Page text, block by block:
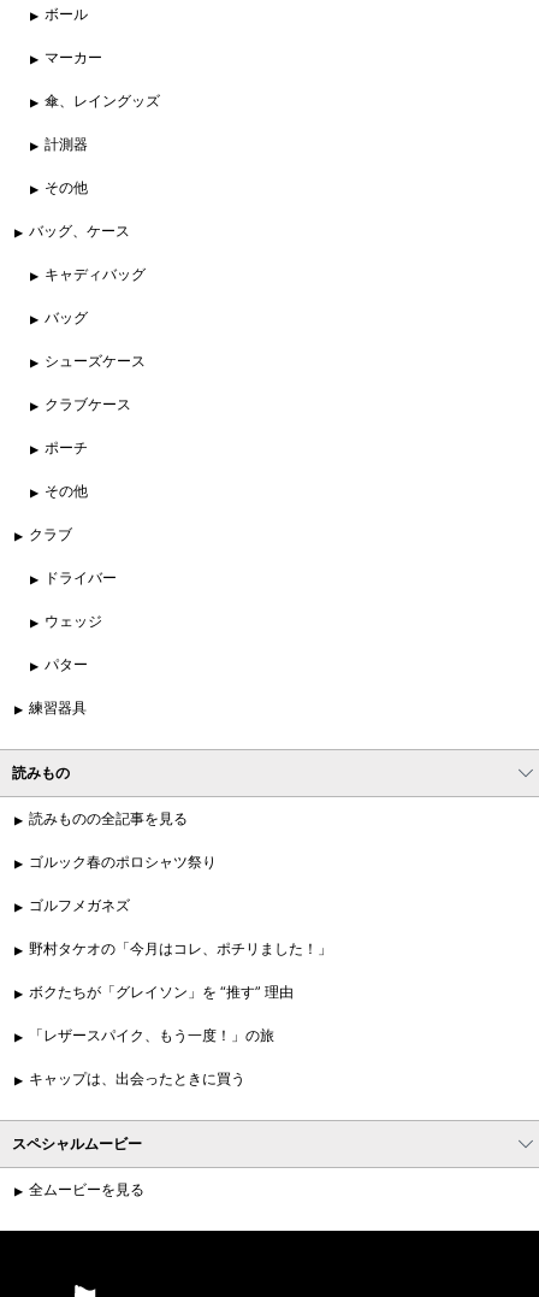
ボール
マーカー
傘、レイングッズ
計測器
その他
バッグ、ケース
キャディバッグ
バッグ
シューズケース
クラブケース
ポーチ
その他
クラブ
ドライバー
ウェッジ
パター
練習器具
読みもの
読みものの全記事を見る
ゴルック春のポロシャツ祭り
ゴルフメガネズ
野村タケオの「今月はコレ、ポチリました！」
ボクたちが「グレイソン」を “推す” 理由
「レザースパイク、もう一度！」の旅
キャップは、出会ったときに買う
スペシャルムービー
全ムービーを見る